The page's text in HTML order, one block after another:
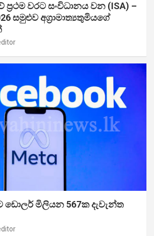
වරට සංවිධානය වන (ISA) –
සමුළුව අග්‍රාමාත්‍යතුමියගේ
ඩොලර් මිලියන 567ක දැවැන්ත